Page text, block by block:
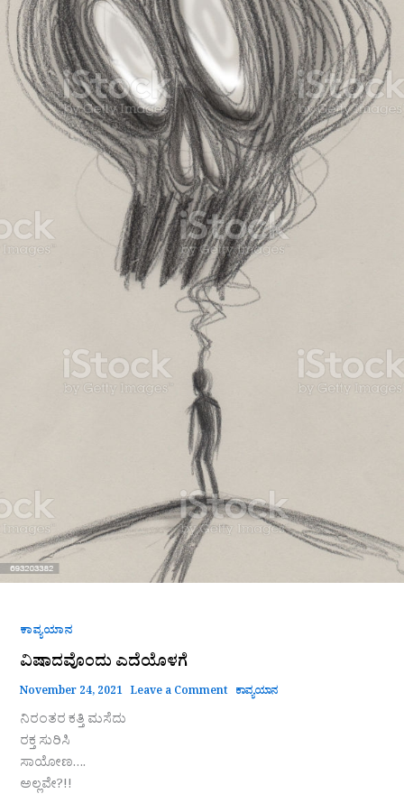
ಕಾವ್ಯಯಾನ
ವಿಷಾದವೊಂದು ಎದೆಯೊಳಗೆ
November 24, 2021 Leave a Comment ಕಾವ್ಯಯಾನ
ನಿರಂತರ ಕತ್ತಿ ಮಸೆದು
ರಕ್ತ ಸುರಿಸಿ
ಸಾಯೋಣ….
ಅಲ್ಲವೇ?!!